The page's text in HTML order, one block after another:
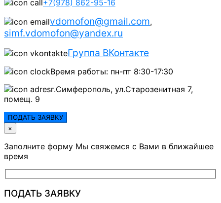
+7(978) 862-95-16
vdomofon@gmail.com,
simf.vdomofon@yandex.ru
Группа ВКонтакте
Время работы: пн-пт 8:30-17:30
г.Симферополь, ул.Старозенитная 7,
помещ. 9
ПОДАТЬ ЗАЯВКУ
×
Заполните форму Мы свяжемся с Вами в ближайшее
время
ПОДАТЬ ЗАЯВКУ